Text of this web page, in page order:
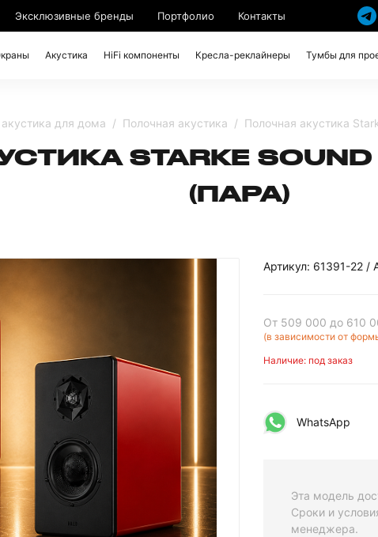
Эксклюзивные бренды Портфолио Контакты
Акустика HiFi компоненты Кресла-реклайнеры Тумбы для
акустика для дома Полочная акустика Полочная акустика
STARKE SOUND
(ПАРА)
Артикул: 61391-22 /
От 509 000 до 610
(в зависимости от
Наличие: под заказ
WhatsApp
Эта модель
Сроки и
менеджера.